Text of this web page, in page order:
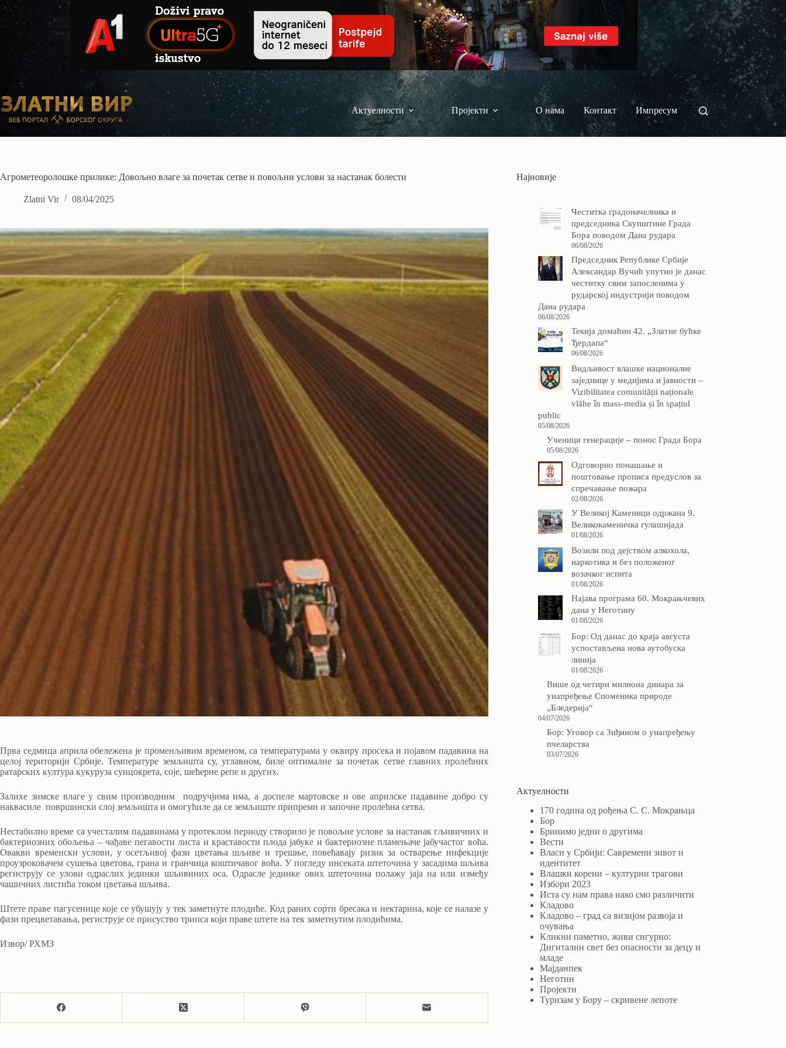
Skip
to
content
Актуелности Пројекти О нама Контакт Импресум
Агрометеоролошке прилике: Довољно влаге за почетак сетве и повољни услови за настанак болести
Zlatni Vir 08/04/2025
Прва седмица априла обележена је променљивим временом, са температурама у оквиру просека и појавом падавина на
целој територији Србије. Температуре земљишта су, углавном, биле оптималне за почетак сетве главних пролећних
ратарских култура кукуруза сунцокрета, соје, шећерне репе и других.
Залихе зимске влаге у свим производним подручјима има, а доспеле мартовске и ове априлске падавине добро су
наквасиле површински слој земљишта и омогућиле да се земљиште припреми и започне пролећна сетва.
Нестабилно време са учесталим падавинама у протеклом периоду створило је повољне услове за настанак гљивичних и
бактериозних обољења – чађаве пегавости листа и краставости плода јабуке и бактериозне пламењаче јабучастог воћа.
Овакви временски услови, у осетљивој фази цветања шљиве и трешње, повећавају ризик за остварење инфекције
проузроковачем сушења цветова, грана и гранчица коштичавог воћа. У погледу инсеката штеточина у засадима шљива
региструју се улови одраслих јединки шљивиних оса. Одрасле јединке ових штеточина полажу јаја на или између
чашичних листића током цветања шљива.
Штете праве пагусенице које се убушују у тек заметнуте плодиће. Код раних сорти бресака и нектарина, које се налазе у
фази прецветавања, региструје се присуство трипса који праве штете на тек заметнутим плодићима.
Извор/ РХМЗ
Најновије
Честитка градоначелника и
председника Скупштине Града
Бора поводом Дана рудара
06/08/2026
Председник Републике Србије
Александар Вучић упутио је данас
честитку свим запосленима у
рударској индустрији поводом
Дана рудара
06/08/2026
Текија домаћин 42. „Златне бућке
Ђердапа“
06/08/2026
Видљивост влашке националне
заједнице у медијима и јавности –
Vizibilitatea comunității naționale
vlăhe în mass-media și în spațiul
public
05/08/2026
Ученици генерације – понос Града Бора
05/08/2026
Одговорно понашање и
поштовање прописа предуслов за
спречавање пожара
02/08/2026
У Великој Каменици одржана 9.
Великокаменичка гулашијада
01/08/2026
Возили под дејством алкохола,
наркотика и без положеног
возачког испита
01/08/2026
Најава програма 60. Мокрањчевих
дана у Неготину
01/08/2026
Бор: Од данас до краја августа
успостављена нова аутобуска
линија
01/08/2026
Више од четири милиона динара за
унапређење Споменика природе
„Бледерија“
04/07/2026
Бор: Уговор са Зиђином о унапређењу
пчеларства
03/07/2026
Актуелности
170 година од рођења С. С. Мокрањца
Бор
Бринимо једни о другима
Вести
Власи у Србији: Савремени зивот и
идентитет
Влашки корени – културни трагови
Избори 2023
Иста су нам права иако смо различити
Кладово
Кладово – град са визијом развоја и
очувања
Кликни паметно, живи сигурно:
Дигитални свет без опасности за децу и
младе
Мајданпек
Неготин
Пројекти
Туризам у Бору – скривене лепоте